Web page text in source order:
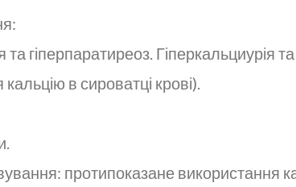
та гіперпаратиреоз.
в сироватці крові).
протипоказане використання